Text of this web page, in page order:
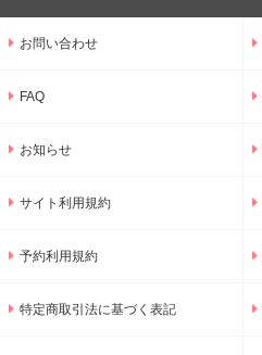
お問い合わせ
FAQ
お知らせ
サイト利用規約
予約利用規約
特定商取引法に基づく表記